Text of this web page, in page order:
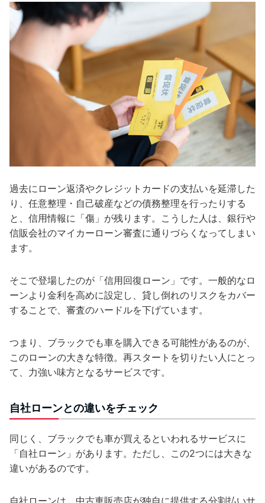
過去にローン返済やクレジットカードの支払いを延滞した
り、任意整理・自己破産などの債務整理を行ったりする
と、信用情報に「傷」が残ります。こうした人は、銀行や
信販会社のマイカーローン審査に通りづらくなってしまい
ます。
そこで登場したのが「信用回復ローン」です。一般的なロ
ーンより金利を高めに設定し、貸し倒れのリスクをカバー
することで、審査のハードルを下げています。
つまり、ブラックでも車を購入できる可能性があるのが、
このローンの大きな特徴。再スタートを切りたい人にとっ
て、力強い味方となるサービスです。
自社ローンとの違いをチェック
同じく、ブラックでも車が買えるといわれるサービスに
「自社ローン」があります。ただし、この2つには大きな
違いがあるのです。
自社ローンは、中古車販売店が独自に提供する分割払いサ